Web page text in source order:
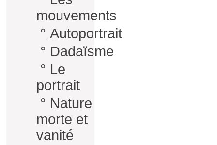
mouvements
° Autoportrait
° Dadaïsme
° Le
portrait
° Nature
morte et
vanité